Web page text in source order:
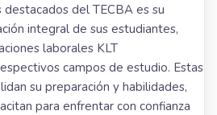
del TECBA es su
integral de sus estudiantes,
laborales KLT
campos de estudio. Estas
su preparación y habilidades,
para enfrentar con confianza